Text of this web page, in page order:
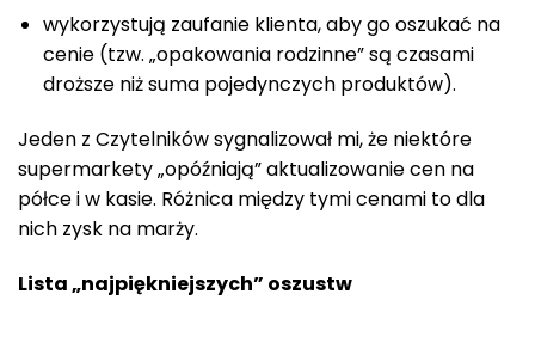
wykorzystują zaufanie klienta, aby go oszukać na
cenie (tzw. „opakowania rodzinne” są czasami
droższe niż suma pojedynczych produktów).
Jeden z Czytelników sygnalizował mi, że niektóre
supermarkety „opóźniają” aktualizowanie cen na
półce i w kasie. Różnica między tymi cenami to dla
nich zysk na marży.
Lista „najpiękniejszych” oszustw